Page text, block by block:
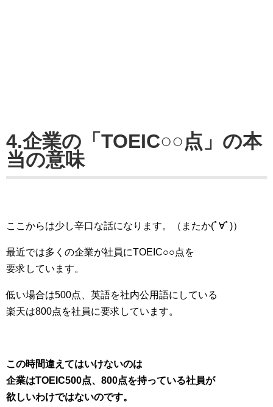
4.企業の「TOEIC○○点」の本
当の意味
ここからは少し辛口な話になります。（またか(ﾟ∀ﾟ)）
最近では多くの企業が社員にTOEIC○○点を
要求しています。
低い場合は500点、英語を社内公用語にしている
楽天は800点を社員に要求しています。
この時間違えてはいけないのは
企業はTOEIC500点、800点を持っている社員が
欲しいわけではないのです。